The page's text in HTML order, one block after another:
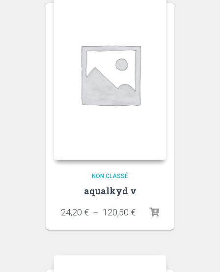
NON CLASSÉ
aqualkyd v
24,20 € – 120,50 €Plage
prix :